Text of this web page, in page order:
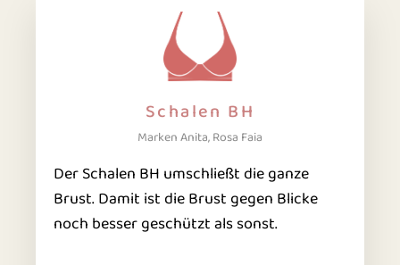
Schalen BH
Marken Anita, Rosa Faia
Der Schalen BH umschließt die ganze
Brust. Damit ist die Brust gegen Blicke
noch besser geschützt als sonst.